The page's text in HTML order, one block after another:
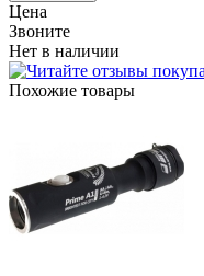
Цена
Звоните
Нет в наличии
Похожие товары